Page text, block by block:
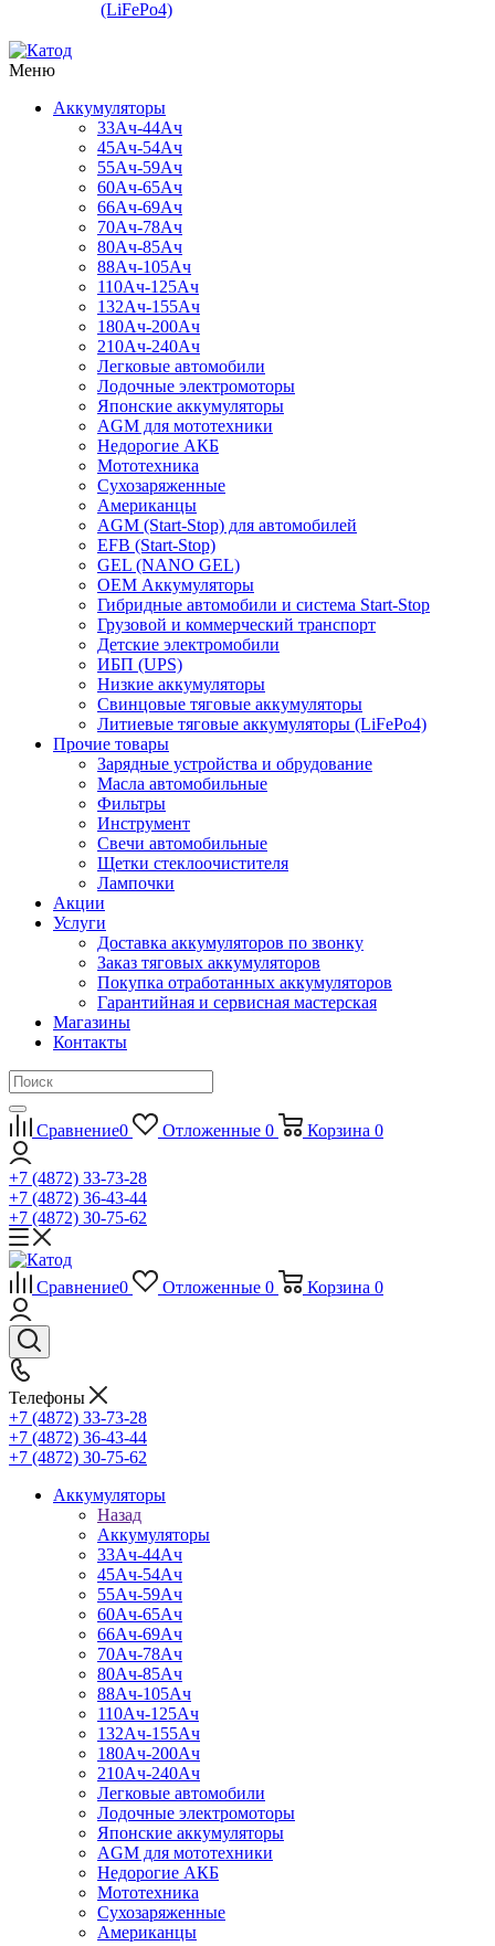
(LiFePo4)
Меню
Аккумуляторы
33Ач-44Ач
45Ач-54Ач
55Ач-59Ач
60Ач-65Ач
66Ач-69Ач
70Ач-78Ач
80Ач-85Ач
88Ач-105Ач
110Ач-125Ач
132Ач-155Ач
180Ач-200Ач
210Ач-240Ач
Легковые автомобили
Лодочные электромоторы
Японские аккумуляторы
AGM для мототехники
Недорогие АКБ
Мототехника
Сухозаряженные
Американцы
AGM (Start-Stop) для автомобилей
EFB (Start-Stop)
GEL (NANO GEL)
OEM Аккумуляторы
Гибридные автомобили и система Start-Stop
Грузовой и коммерческий транспорт
Детские электромобили
ИБП (UPS)
Низкие аккумуляторы
Свинцовые тяговые аккумуляторы
Литиевые тяговые аккумуляторы (LiFePo4)
Прочие товары
Зарядные устройства и обрудование
Масла автомобильные
Фильтры
Инструмент
Свечи автомобильные
Щетки стеклоочистителя
Лампочки
Акции
Услуги
Доставка аккумуляторов по звонку
Заказ тяговых аккумуляторов
Покупка отработанных аккумуляторов
Гарантийная и сервисная мастерская
Магазины
Контакты
Сравнение0 Отложенные 0 Корзина 0
+7 (4872) 33-73-28
+7 (4872) 36-43-44
+7 (4872) 30-75-62
Сравнение0 Отложенные 0 Корзина 0
Телефоны
+7 (4872) 33-73-28
+7 (4872) 36-43-44
+7 (4872) 30-75-62
Аккумуляторы
Назад
Аккумуляторы
33Ач-44Ач
45Ач-54Ач
55Ач-59Ач
60Ач-65Ач
66Ач-69Ач
70Ач-78Ач
80Ач-85Ач
88Ач-105Ач
110Ач-125Ач
132Ач-155Ач
180Ач-200Ач
210Ач-240Ач
Легковые автомобили
Лодочные электромоторы
Японские аккумуляторы
AGM для мототехники
Недорогие АКБ
Мототехника
Сухозаряженные
Американцы